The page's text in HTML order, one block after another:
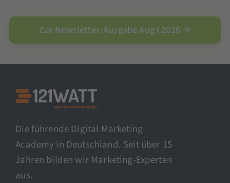
Zur Newsletter-Ausgabe Aug I 2026 →
Die führende Digital Marketing
Academy in Deutschland. Seit über 15
Jahren bilden wir Marketing-Experten
aus.